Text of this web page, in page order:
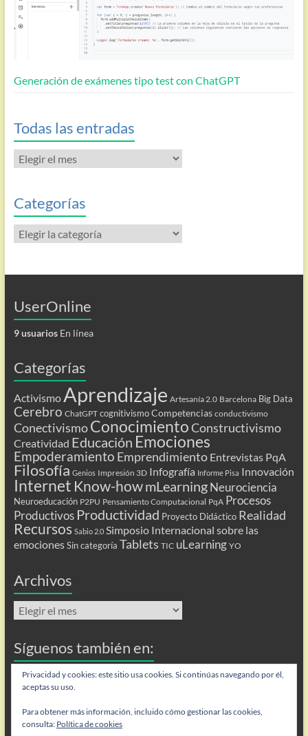
Generación de exámenes tipo test con ChatGPT
Todas las entradas
Todas
las
Categorías
Categorías
UserOnline
9 usuariosEn línea
Categorías
Activismo Aprendizaje Artesanía 2.0 Barcelona Big Data
Cerebro ChatGPT cognitivismo Competencias conductivismo
ConectivismoConocimientoConstructivismo
Creatividad Educación Emociones
Empoderamiento Emprendimiento Entrevistas PqA
Filosofía Genios Impresión 3D Infografía Informe Pisa Innovación
Internet Know-howmLearning Neurociencia
Neuroeducación P2PU Pensamiento Computacional PqA Procesos
Productivos Productividad Proyecto Didáctico Realidad
Recursos Sabio 2.0 Simposio Internacional sobre las
emociones Sin categoría Tablets TIC uLearning YO
Archivos
Archivos
Síguenos también en:
Flip
Privacidad y cookies: este sitio usa cookies. Si continúas navegando por él,
aceptas su uso.
Para obtener más información, incluido cómo gestionar las cookies,
consulta: Política de cookies